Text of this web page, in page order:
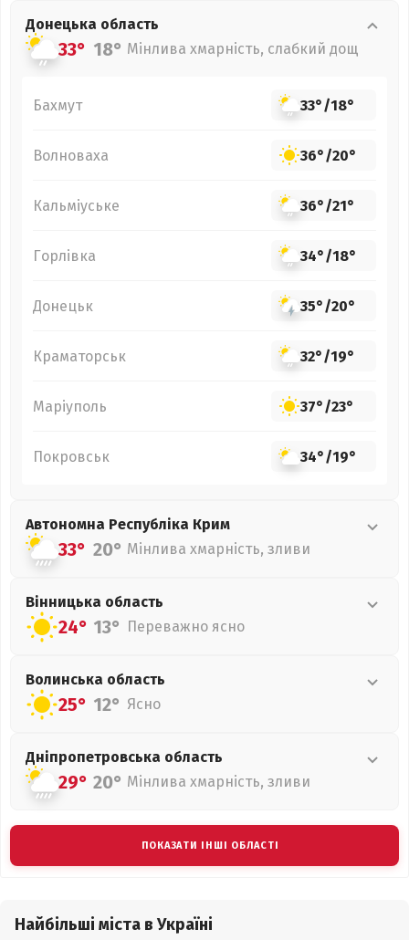
Донецька область
33° 18° Мінлива хмарність, слабкий дощ
Бахмут 33°/18°
Волноваха 36°/20°
Кальміуське 36°/21°
Горлівка 34°/18°
Донецьк 35°/20°
Краматорськ 32°/19°
Маріуполь 37°/23°
Покровськ 34°/19°
Автономна Республіка Крим
33° 20° Мінлива хмарність, зливи
Вінницька область
24° 13° Переважно ясно
Волинська область
25° 12° Ясно
Дніпропетровська область
29° 20° Мінлива хмарність, зливи
ПОКАЗАТИ ІНШІ ОБЛАСТІ
Найбільші міста в Україні